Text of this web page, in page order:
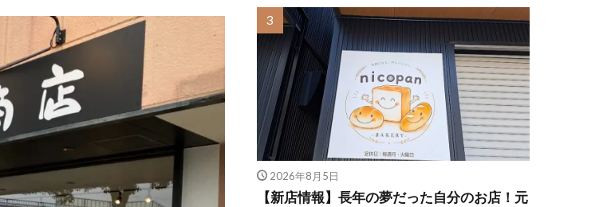
2026年8月5日
【新店情報】長年の夢だった自分のお店！元